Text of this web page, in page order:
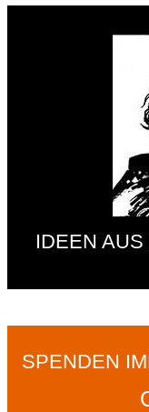
IDEEN
SPENDEN